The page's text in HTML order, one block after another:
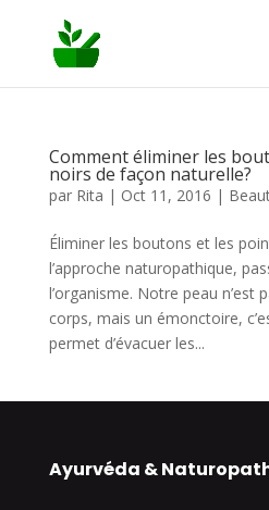
Comment éliminer les
noirs de façon naturelle?
par Rita | Oct 11, 2016 |
Éliminer les boutons et les
l’approche naturopathique,
l’organisme. Notre peau n’est
corps, mais un émonctoire,
permet d’évacuer les...
Ayurvéda &